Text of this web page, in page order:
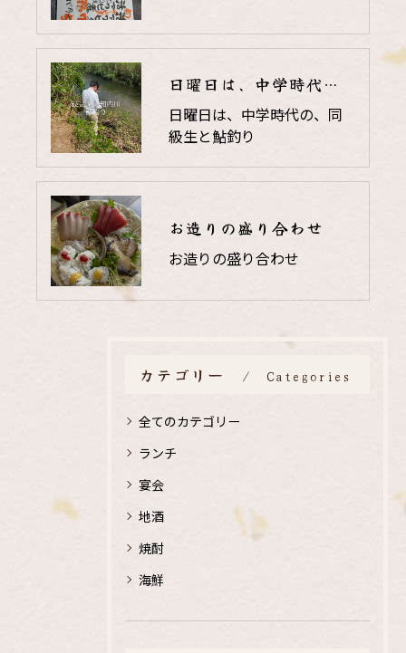
日曜日は、中学時代の、同級生と鮎釣り
日曜日は、中学時代の、同
級生と鮎釣り
お造りの盛り合わせ
お造りの盛り合わせ
カテゴリー Categories
全てのカテゴリー
ランチ
宴会
地酒
焼酎
海鮮